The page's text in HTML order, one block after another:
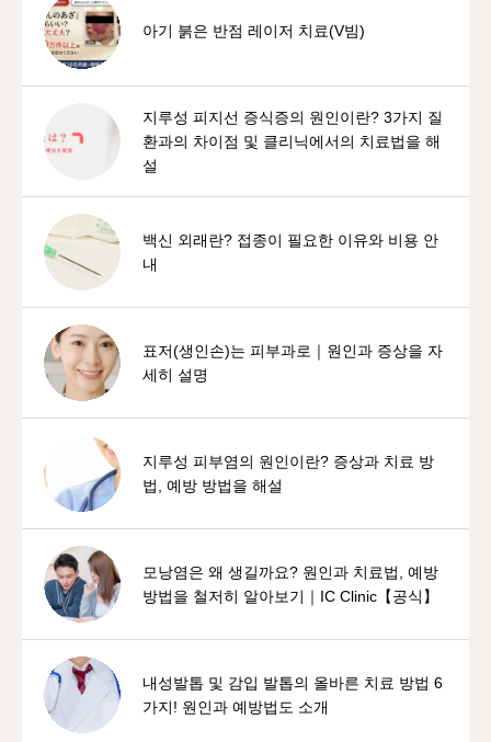
아기 붉은 반점 레이저 치료(V빔)
지루성 피지선 증식증의 원인이란? 3가지 질
환과의 차이점 및 클리닉에서의 치료법을 해
설
백신 외래란? 접종이 필요한 이유와 비용 안
내
표저(생인손)는 피부과로｜원인과 증상을 자
세히 설명
지루성 피부염의 원인이란? 증상과 치료 방
법, 예방 방법을 해설
모낭염은 왜 생길까요? 원인과 치료법, 예방
방법을 철저히 알아보기｜IC Clinic【공식】
내성발톱 및 감입 발톱의 올바른 치료 방법 6
가지! 원인과 예방법도 소개